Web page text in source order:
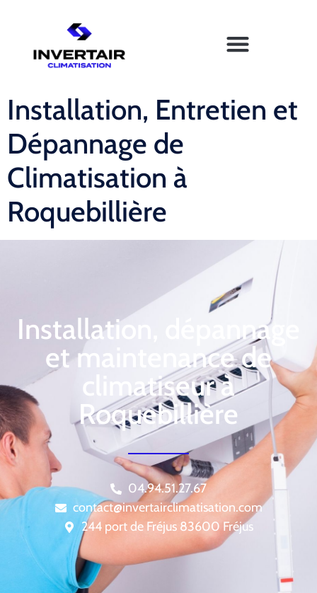
Installation, Entretien et
Dépannage de
Climatisation à
Roquebillière
Installation, dépannage
et maintenance de
climatiseur à
Roquebillière
04.94.51.27.67
contact@invertairclimatisation.com
244 port de Fréjus 83600 Fréjus